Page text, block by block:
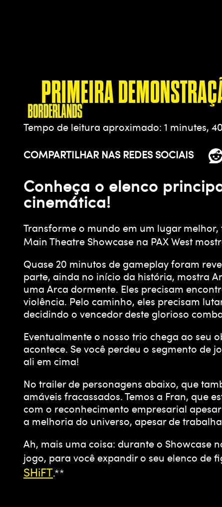
PRIMEIRA
Tempo de leitura aproximado 1 minutes,
COMPARTILHAR NAS REDES SOCIAIS
Conheça o elenco
cinemática!
Transforme o mundo em um lugar
Main Theatre Showcase na PAX West
Quase 20 minutos de gameplay foram
parte, ainda no início da história, mostra
uma Arca dormente. Eles precisam
violência. Pelo caminho, eles precisam
decidindo o vencedor deste glorioso
Eventualmente o nosso trio chega ao seu
acontece. Se você perdeu o segmento de
ali em cima!
No trailer de personagens abaixo, que
amáveis fracassados. Temos a Fran, que
com o reconhecimento empresarial
a melhoria do universo, apesar de
Ah, mais uma coisa: durante o Showcase
jogo, para você expandir o seu elenco de
SHiFT.**